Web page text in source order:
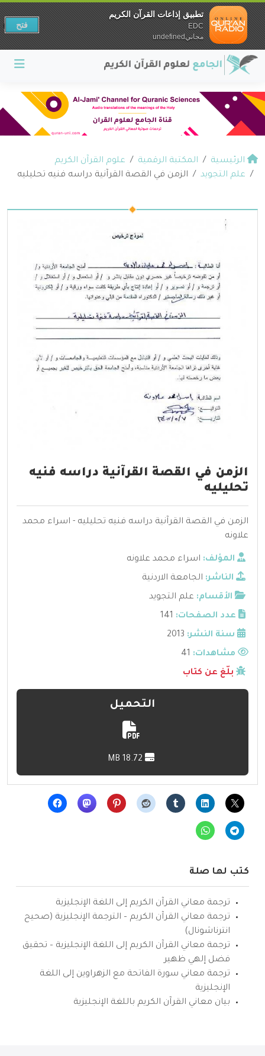
الرئيسية المكتبة الرقمية
علوم القرآن الكريم
علم التجويد
الزمن في القصة القرآنية دراسه فنيه تحليليه
الزمن في القصة القرآنية دراسه فنيه
تحليليه
الزمن في القصة القرآنية دراسه فنيه تحليليه - اسراء محمد
علاونه
المؤلف: اسراء محمد علاونه
الناشر: الجامعة الاردنية
الأقسام: علم التجويد
عدد الصفحات: 141
سنة النشر: 2013
مشاهدات:
بلّغ عن كتاب
التحميل
كتب لها صلة
ترجمة معاني القرآن الكريم إلى اللغة الإنجليزية
ترجمة معاني القرآن الكريم – الترجمة الإنجليزية (صحيح
انترناشونال)
ترجمة معاني القرآن الكريم إلى اللغة الإنجليزية – تحقيق
فضل إلهي ظهير
ترجمة معاني سورة الفاتحة مع الزهراوين إلى اللغة
الإنجليزية
بيان معاني القرآن الكريم باللغة الإنجليزية
تطبيق إذاعات القرآن الكريم
EDC
مجانيundefined
فتح